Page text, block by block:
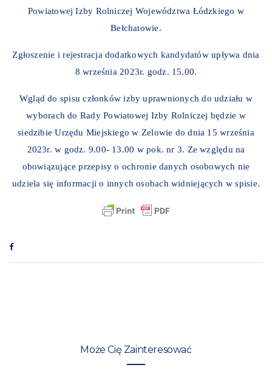
Powiatowej Izby Rolniczej Województwa Łódzkiego w
Bełchatowie.
Zgłoszenie i rejestracja dodatkowych kandydatów upływa dnia
8 września 2023r. godz. 15.00.
Wgląd do spisu członków izby uprawnionych do udziału w
wyborach do Rady Powiatowej Izby Rolniczej będzie w
siedzibie Urzędu Miejskiego w Zelowie do dnia 15 września
2023r. w godz. 9.00- 13.00 w pok. nr 3. Ze względu na
obowiązujące przepisy o ochronie danych osobowych nie
udziela się informacji o innych osobach widniejących w spisie.
Może Cię Zainteresować